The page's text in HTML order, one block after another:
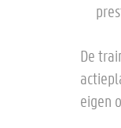
De
eigen